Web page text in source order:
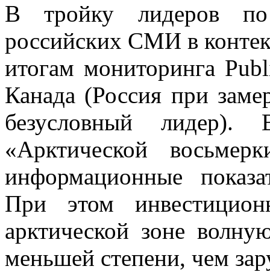
В тройку лидеров
российских СМИ в
итогам мониторинга
Канада (Россия при
безусловный
«Арктической
информационные
При этом
арктической зоне
меньшей степени, чем